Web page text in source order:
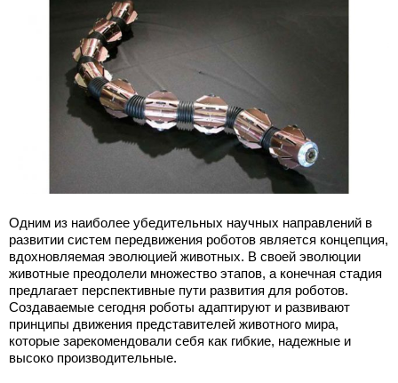
Одним из наиболее убедительных научных направлений в
развитии систем передвижения роботов является концепция,
вдохновляемая эволюцией животных. В своей эволюции
животные преодолели множество этапов, а конечная стадия
предлагает перспективные пути развития для роботов.
Создаваемые сегодня роботы адаптируют и развивают
принципы движения представителей животного мира,
которые зарекомендовали себя как гибкие, надежные и
высоко производительные.